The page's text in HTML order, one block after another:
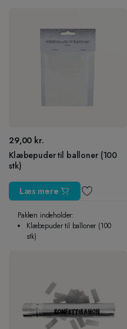
29,00 kr.
Klæbepuder til balloner (100
stk)
Læs mere
Pakken indeholder:
Klæbepuder til balloner (100
stk)